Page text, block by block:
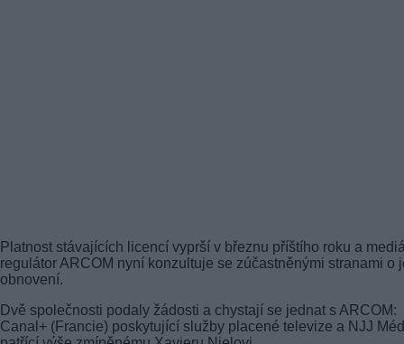
Platnost stávajících licencí vyprší v březnu příštího roku a
regulátor ARCOM nyní konzultuje se zúčastněnými stranami o
obnovení.
Dvě společnosti podaly žádosti a chystají se jednat s ARCOM:
Canal+ (Francie) poskytující služby placené televize a NJJ